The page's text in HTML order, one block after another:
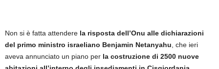
Non si è fatta attendere la risposta dell’Onu alle dichiarazioni
del primo ministro israeliano Benjamin Netanyahu , che ieri
aveva annunciato un piano per la costruzione di 2500 nuove